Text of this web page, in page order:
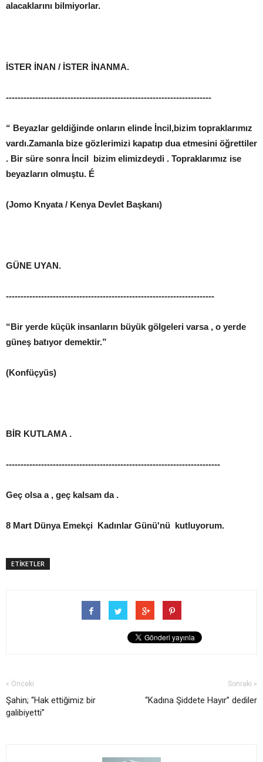
alacaklarını bilmiyorlar.
İSTER İNAN / İSTER İNANMA.
----------------------------------------------------------------------
“ Beyazlar geldiğinde onların elinde İncil,bizim topraklarımız
vardı.Zamanla bize gözlerimizi kapatıp dua etmesini öğrettiler
. Bir süre sonra İncil bizim elimizdeydi . Topraklarımız ise
beyazların olmuştu. É
(Jomo Knyata / Kenya Devlet Başkanı)
GÜNE UYAN.
-----------------------------------------------------------------------
“Bir yerde küçük insanların büyük gölgeleri varsa , o yerde
güneş batıyor demektir.”
(Konfüçyüs)
BİR KUTLAMA .
-------------------------------------------------------------------------
Geç olsa a , geç kalsam da .
8 Mart Dünya Emekçi Kadınlar Günü'nü kutluyorum.
ETİKETLER
« Önceki
Şahin; “Hak ettiğimiz bir
galibiyetti”
Sonraki »
“Kadına Şiddete Hayır” dediler